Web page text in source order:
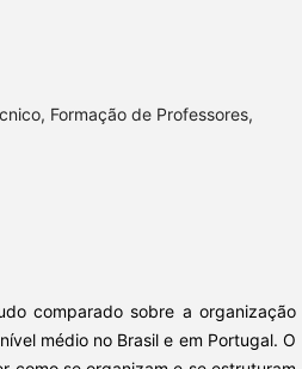
Formação de Professores,
comparado sobre a organização
médio no Brasil e em Portugal. O